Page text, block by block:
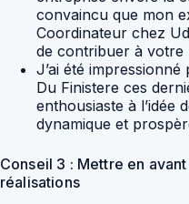
convaincu que mon
Coordinateur chez
de contribuer à votre
J’ai été
Du Finistere ces
enthousiaste à l’idée
dynamique et
Conseil 3 : Mettre en
réalisations